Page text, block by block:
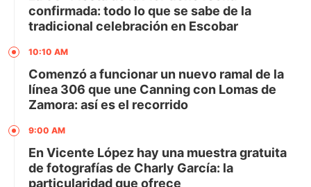
confirmada: todo lo que se sabe de la
tradicional celebración en Escobar
10:10 AM
Comenzó a funcionar un nuevo ramal de la
línea 306 que une Canning con Lomas de
Zamora: así es el recorrido
9:00 AM
En Vicente López hay una muestra gratuita
de fotografías de Charly García: la
particularidad que ofrece